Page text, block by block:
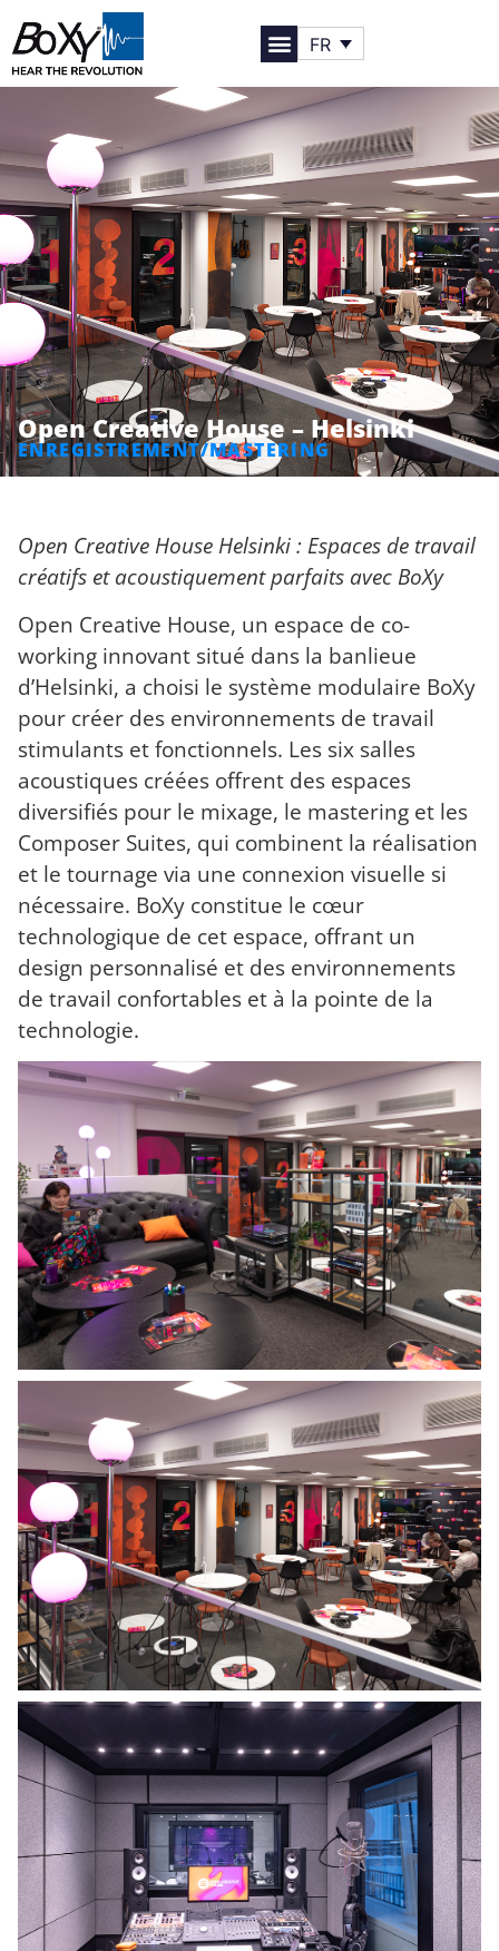
FR
Open Creative House – Helsinki
ENREGISTREMENT/MASTERING
Open Creative House Helsinki : Espaces de travail
créatifs et acoustiquement parfaits avec BoXy
Open Creative House, un espace de co-
working innovant situé dans la banlieue
d’Helsinki, a choisi le système modulaire BoXy
pour créer des environnements de travail
stimulants et fonctionnels. Les six salles
acoustiques créées offrent des espaces
diversifiés pour le mixage, le mastering et les
Composer Suites, qui combinent la réalisation
et le tournage via une connexion visuelle si
nécessaire. BoXy constitue le cœur
technologique de cet espace, offrant un
design personnalisé et des environnements
de travail confortables et à la pointe de la
technologie.